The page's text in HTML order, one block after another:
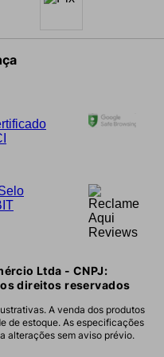
Ltda - CNPJ:
direitos reservados
A venda dos produtos
de estoque. As especificações
alterações sem aviso prévio.